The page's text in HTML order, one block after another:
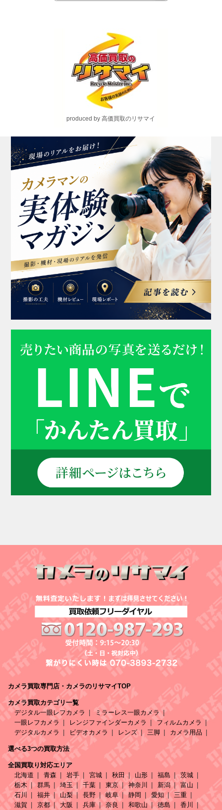
produced by 高価買取のリサマイ
カメラ買取専門店・カメラのリサマイTOP
カメラ買取カテゴリ一覧
デジタル一眼レフカメラ
ミラーレス一眼カメラ
一眼レフカメラ
レンジファインダーカメラ
フィルムカメラ
デジタルカメラ
ビデオカメラ レンズ 三脚 カメラ用品
選べる3つの買取方法
全国買取り対応エリア
北海道
青森 岩手 宮城 秋田 山形 福島
茨城
栃木
群馬 埼玉 千葉 東京 神奈川 新潟
富山
石川
福井 山梨 長野 岐阜 静岡 愛知
三重
滋賀
京都 大阪 兵庫 奈良 和歌山 徳島 香川